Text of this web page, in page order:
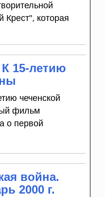
Крест", которая
15-летию
чеченской
фильм
о первой
война.
2000 г.